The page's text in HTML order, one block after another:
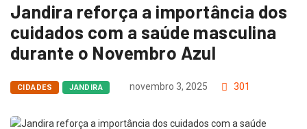
Jandira reforça a importância dos
cuidados com a saúde masculina
durante o Novembro Azul
CIDADES JANDIRA novembro 3, 2025 301